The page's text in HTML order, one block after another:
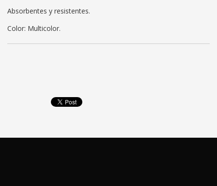
Absorbentes y resistentes.
Color: Multicolor.